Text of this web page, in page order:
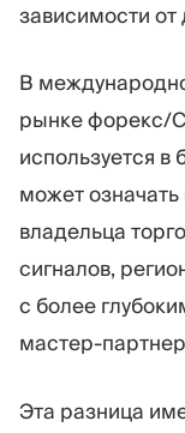
зависимости
В
рынке форекс/
используется
может
владельца
сигналов,
с более
мастер-
Эта разница